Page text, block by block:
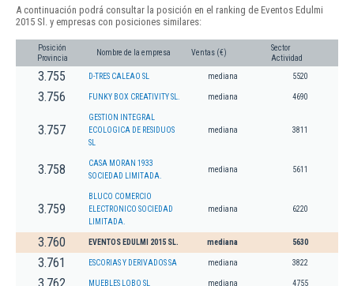
A continuación podrá consultar la posición en el ranking de Eventos Edulmi
2015 Sl. y empresas con posiciones similares:
Posición
Provincia
Nombre de la empresa Ventas (€)
Sector
Actividad
3.755 D-TRES CALEAO SL mediana 5520
3.756 FUNKY BOX CREATIVITY SL. mediana 4690
3.757
GESTION INTEGRAL
ECOLOGICA DE RESIDUOS
SL
mediana 3811
3.758
CASA MORAN 1933
SOCIEDAD LIMITADA.
mediana 5611
3.759
BLUCO COMERCIO
ELECTRONICO SOCIEDAD
LIMITADA.
mediana 6220
3.760 EVENTOS EDULMI 2015 SL. mediana 5630
3.761 ESCORIAS Y DERIVADOS SA mediana 3822
MUEBLES LOBO SL mediana 4755